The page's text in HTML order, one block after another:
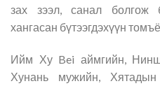
зах зээл, санал болгож
хангасан бүтээгдэхүүн
Ийм Ху Bei аймгийн,
Хунань мужийн,